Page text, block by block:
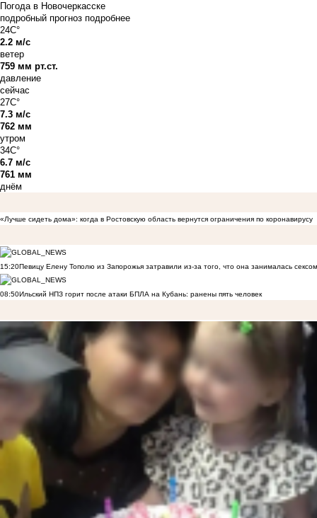
Погода в Новочеркасске
подробный прогноз подробнее
24C°
2.2 м/с
ветер
759 мм рт.ст.
давление
сейчас
27C°
7.3 м/с
762 мм
утром
34C°
6.7 м/с
761 мм
днём
«Лучше сидеть дома»: когда в Ростовскую область вернутся ограничения по коронавирусу
15:20Певицу Елену Тополю из Запорожья затравили из-за того, что она занималась
08:50Ильский НПЗ горит после атаки БПЛА на Кубань: ранены пять человек